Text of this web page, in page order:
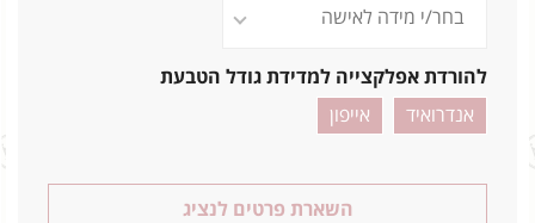
להורדת אפלקצייה למדידת גודל הטבעת
אנדרואיד
אייפון
השארת פרטים לנציג